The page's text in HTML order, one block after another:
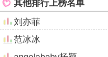
其他排行上榜名单
刘亦菲
范冰冰